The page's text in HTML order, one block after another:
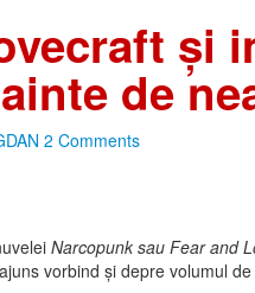
şi
de
2 Comments
Narcopunk sau Fear and
vorbind şi depre volumul